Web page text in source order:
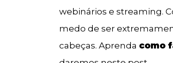
webinários e streaming.
medo de ser
cabeças. Aprenda como